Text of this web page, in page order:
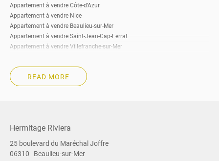
Appartement à vendre Côte-d’Azur
Appartement à vendre Nice
Appartement à vendre Beaulieu-sur-Mer
Appartement à vendre Saint-Jean-Cap-Ferrat
Appartement à vendre Villefranche-sur-Mer
Appartement à vendre Cap-d’Ail
Appartement à vendre Roquebrune-Cap-Martin
Appartement à vendre Beausoleil
Appartement à vendre Sud de la France
Immobilier à vendre Côte-d’Azur
Immobilier à vendre Nice
READ MORE
Hermitage Riviera
25 boulevard du Maréchal Joffre
06310
Beaulieu-sur-Mer